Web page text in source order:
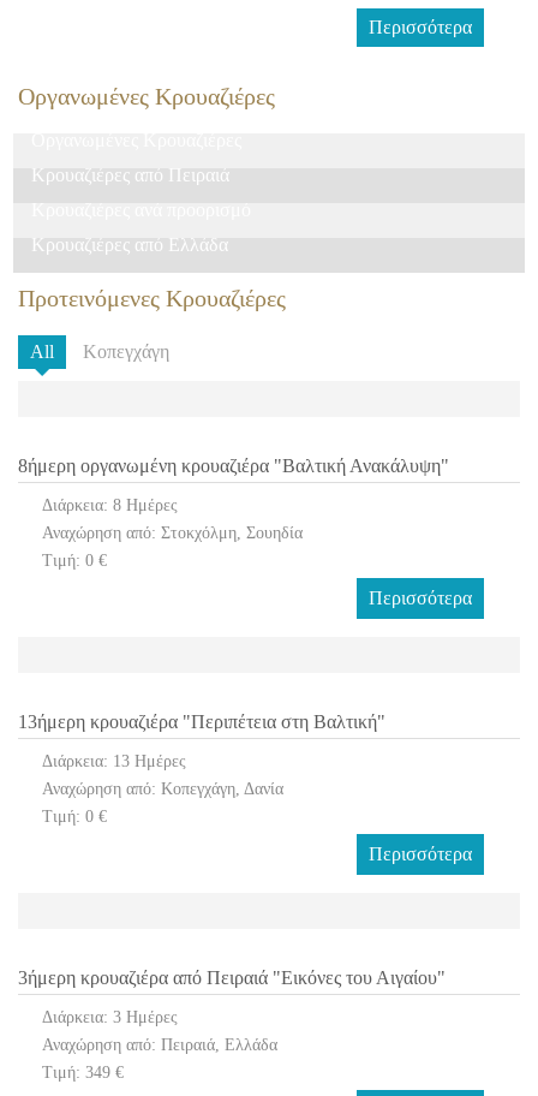
Περισσότερα
Οργανωμένες Κρουαζιέρες
Κρουαζιέρες από Πειραιά
Κρουαζιέρες ανά προορισμό
Κρουαζιέρες από Ελλάδα
Προτεινόμενες Κρουαζιέρες
All Κοπεγχάγη
8ήμερη οργανωμένη κρουαζιέρα "Βαλτική Ανακάλυψη"
Διάρκεια: 8 Ημέρες
Αναχώρηση από: Στοκχόλμη, Σουηδία
Τιμή: 0 €
Περισσότερα
13ήμερη κρουαζιέρα "Περιπέτεια στη Βαλτική"
Διάρκεια: 13 Ημέρες
Αναχώρηση από: Κοπεγχάγη, Δανία
Τιμή: 0 €
Περισσότερα
3ήμερη κρουαζιέρα από Πειραιά "Εικόνες του Αιγαίου"
Διάρκεια: 3 Ημέρες
Αναχώρηση από: Πειραιά, Ελλάδα
Τιμή: 349 €